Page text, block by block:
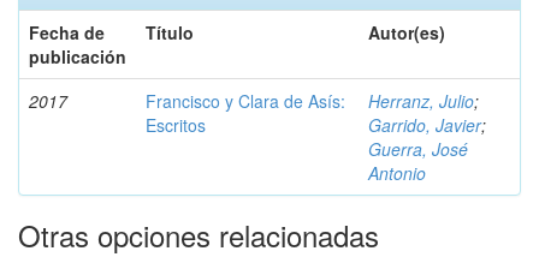
Fecha de
publicación
Título Autor(es)
2017
Francisco y Clara de Asís:
Escritos
Herranz, Julio;
Garrido, Javier;
Guerra, José
Antonio
Otras opciones relacionadas